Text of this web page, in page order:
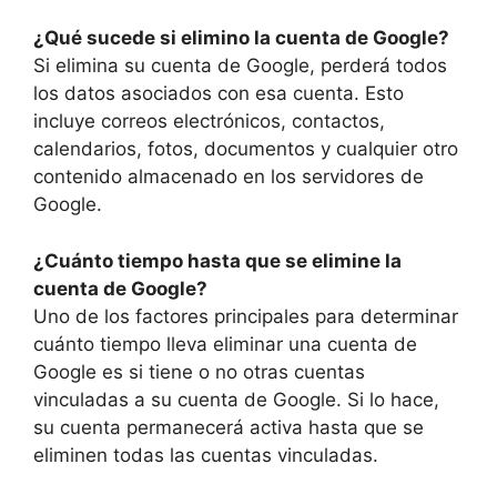
¿Qué sucede si elimino la cuenta de Google?
Si elimina su cuenta de Google, perderá todos
los datos asociados con esa cuenta. Esto
incluye correos electrónicos, contactos,
calendarios, fotos, documentos y cualquier otro
contenido almacenado en los servidores de
Google.
¿Cuánto tiempo hasta que se elimine la
cuenta de Google?
Uno de los factores principales para determinar
cuánto tiempo lleva eliminar una cuenta de
Google es si tiene o no otras cuentas
vinculadas a su cuenta de Google. Si lo hace,
su cuenta permanecerá activa hasta que se
eliminen todas las cuentas vinculadas.